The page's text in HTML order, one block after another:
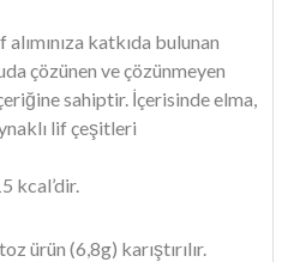
katkıda bulunan
çözünen ve çözünmeyen
sahiptir. İçerisinde elma,
lif çeşitleri
kcal’dir.
ürün (6,8g) karıştırılır.